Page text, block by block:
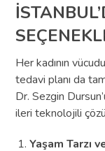
Her kadının
tedavi planı da
Dr. Sezgin
ileri teknolojili
Yaşam Tarzı